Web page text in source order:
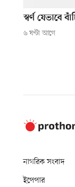
স্বর্ণ যেভাবে
৬ ঘণ্টা আগে
নাগরিক সংবাদ
ইপেপার